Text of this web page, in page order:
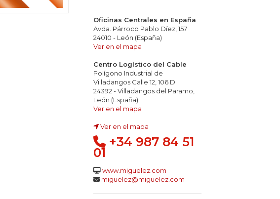
Oficinas Centrales en España
Avda. Párroco Pablo Díez, 157
24010 - León (España)
Ver en el mapa
Centro Logístico del Cable
Polígono Industrial de
Villadangos Calle 12, 106 D
24392 - Villadangos del Paramo,
León (España)
Ver en el mapa
Ver en el mapa
+34 987 84 51
01
www.miguelez.com
miguelez@miguelez.com